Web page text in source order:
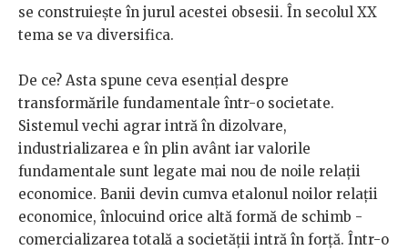
se construiește în jurul acestei obsesii. În secolul XX
tema se va diversifica.
De ce? Asta spune ceva esențial despre
transformările fundamentale într-o societate.
Sistemul vechi agrar intră în dizolvare,
industrializarea e în plin avânt iar valorile
fundamentale sunt legate mai nou de noile relații
economice. Banii devin cumva etalonul noilor relații
economice, înlocuind orice altă formă de schimb -
comercializarea totală a societății intră în forță. Într-o